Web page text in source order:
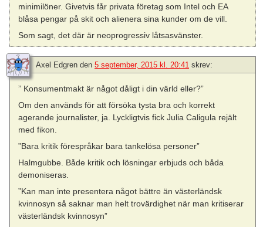
minimilöner. Givetvis får privata företag som Intel och EA
blåsa pengar på skit och alienera sina kunder om de vill.
Som sagt, det där är neoprogressiv låtsasvänster.
Axel Edgren den 5 september, 2015 kl. 20:41 skrev:
” Konsumentmakt är något dåligt i din värld eller?”
Om den används för att försöka tysta bra och korrekt
agerande journalister, ja. Lyckligtvis fick Julia Caligula rejält
med fikon.
”Bara kritik förespråkar bara tankelösa personer”
Halmgubbe. Både kritik och lösningar erbjuds och båda
demoniseras.
”Kan man inte presentera något bättre än västerländsk
kvinnosyn så saknar man helt trovärdighet när man kritiserar
västerländsk kvinnosyn”